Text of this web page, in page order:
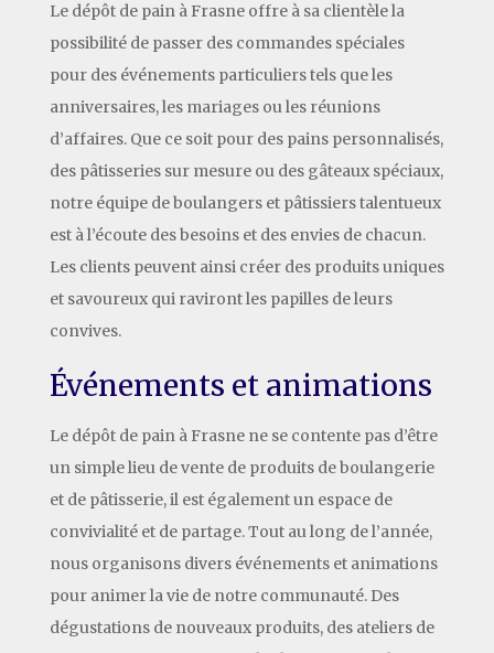
Le dépôt de pain à Frasne offre à sa clientèle la
possibilité de passer des commandes spéciales
pour des événements particuliers tels que les
anniversaires, les mariages ou les réunions
d’affaires. Que ce soit pour des pains personnalisés,
des pâtisseries sur mesure ou des gâteaux spéciaux,
notre équipe de boulangers et pâtissiers talentueux
est à l’écoute des besoins et des envies de chacun.
Les clients peuvent ainsi créer des produits uniques
et savoureux qui raviront les papilles de leurs
convives.
Événements et animations
Le dépôt de pain à Frasne ne se contente pas d’être
un simple lieu de vente de produits de boulangerie
et de pâtisserie, il est également un espace de
convivialité et de partage. Tout au long de l’année,
nous organisons divers événements et animations
pour animer la vie de notre communauté. Des
dégustations de nouveaux produits, des ateliers de